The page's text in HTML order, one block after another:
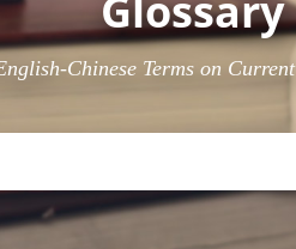
Chinese Terms on